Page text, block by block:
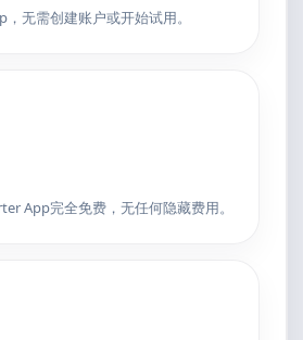
无需创建账户或开始试用。
App完全免费，无任何隐藏费用。